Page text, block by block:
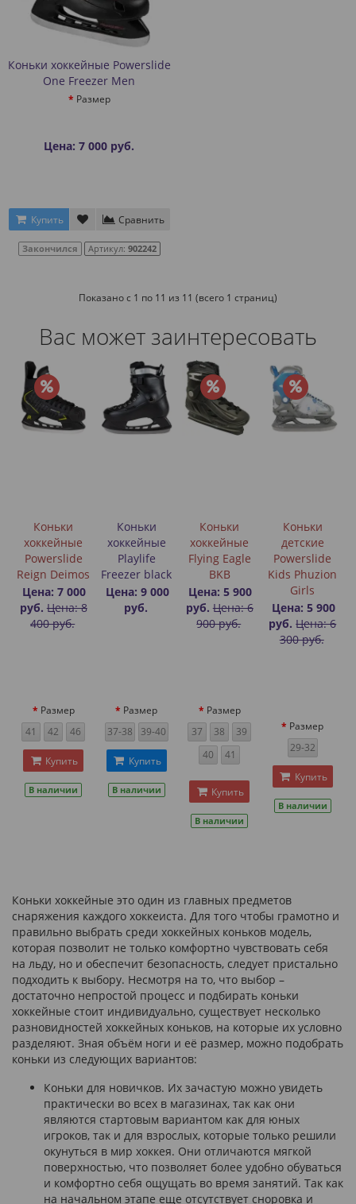
Коньки хоккейные Powerslide
One Freezer Men
Размер
Цена: 7 000 руб.
Купить Сравнить
Закончился Артикул: 902242
Показано с 1 по 11 из 11 (всего 1 страниц)
Вас может заинтересовать
Коньки
хоккейные
Powerslide
Reign Deimos
Цена: 7 000
руб. Цена: 8
400 руб.
Размер
41
42 46
Купить
В наличии
Коньки
хоккейные
Playlife
Freezer black
Цена: 9 000
руб.
Размер
37-38
39-40
Купить
В наличии
Коньки
хоккейные
Flying Eagle
BKB
Цена: 5 900
руб. Цена: 6
900 руб.
Размер
37
38
39
40
41
Купить
В наличии
Коньки
детские
Powerslide
Kids Phuzion
Girls
Цена: 5 900
руб. Цена: 6
300 руб.
Размер
29-32
Купить
В наличии
Коньки хоккейные это один из главных предметов
снаряжения каждого хоккеиста. Для того чтобы грамотно и
правильно выбрать среди хоккейных коньков модель,
которая позволит не только комфортно чувствовать себя
на льду, но и обеспечит безопасность, следует пристально
подходить к выбору. Несмотря на то, что выбор –
достаточно непростой процесс и подбирать коньки
хоккейные стоит индивидуально, существует несколько
разновидностей хоккейных коньков, на которые их условно
разделяют. Зная объём ноги и её размер, можно подобрать
коньки из следующих вариантов:
Коньки для новичков. Их зачастую можно увидеть
практически во всех в магазинах, так как они
являются стартовым вариантом как для юных
игроков, так и для взрослых, которые только решили
окунуться в мир хоккея. Они отличаются мягкой
поверхностью, что позволяет более удобно обуваться
и комфортно себя ощущать во время занятий. Так как
на начальном этапе еще отсутствует сноровка и